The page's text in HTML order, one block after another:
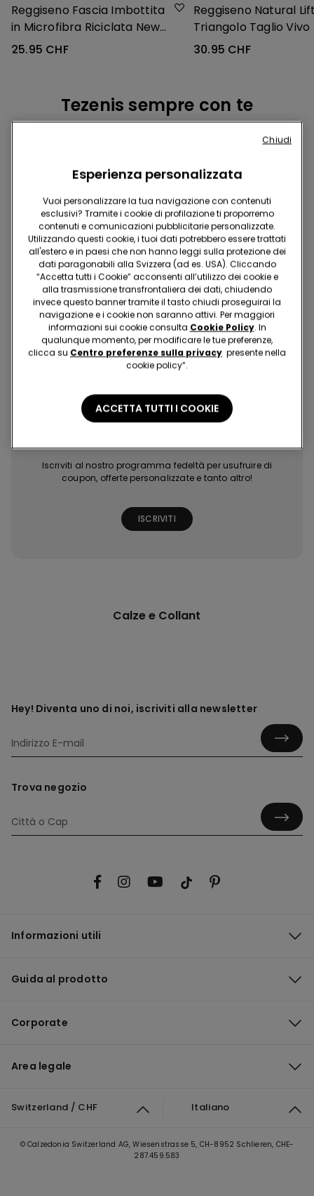
Reggiseno Fascia Imbottita
in Microfibra Riciclata New
York
25.95 CHF
Reggiseno Natural
Triangolo Taglio Vivo
30.95 CHF
Tezenis sempre con te
Scarica l'App
Acquista in modo facile e veloce, dove e quando vuoi!
Acquisti facili e
Ultime tendenze
a portata di click
Promozioni
esclusive
Extra punti con
Iscriviti al nostro programma fedeltà per usufruire di
coupon, offerte personalizzate e tanto altro!
ISCRIVITI
Calze e Collant
Hey! Diventa uno di noi, iscriviti alla newsletter
Trova negozio
Informazioni utili
Guida al prodotto
Corporate
Area legale
Switzerland / CHF Italiano
© Calzedonia Switzerland AG, Wiesenstrasse 5, CH-8952 Schlieren, CHE-
287.459.583
Esperienza personalizzata
Vuoi personalizzare la tua navigazione con contenuti
esclusivi? Tramite i cookie di profilazione ti proporremo
contenuti e comunicazioni pubblicitarie personalizzate.
Utilizzando questi cookie, i tuoi dati potrebbero essere trattati
all'estero e in paesi che non hanno leggi sulla protezione dei
dati paragonabili alla Svizzera (ad es. USA). Cliccando
“Accetta tutti i Cookie” acconsenti all’utilizzo dei cookie e
alla trasmissione transfrontaliera dei dati, chiudendo
invece questo banner tramite il tasto chiudi proseguirai la
navigazione e i cookie non saranno attivi. Per maggiori
informazioni sui cookie consulta Cookie Policy. In
qualunque momento, per modificare le tue preferenze,
clicca su Centro preferenze sulla privacy presente nella
cookie policy”.
ACCETTA TUTTI I COOKIE
Chiudi